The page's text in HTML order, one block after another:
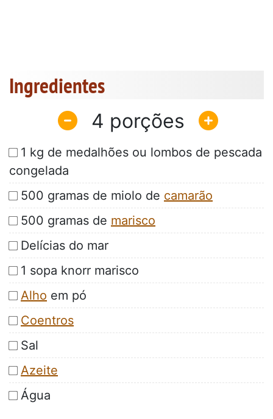
Ingredientes
4
1 kg de medalhões ou lombos de pescada
congelada
500 gramas de miolo de camarão
500 gramas de marisco
Delícias do mar
1 sopa knorr marisco
Alho em pó
Coentros
Sal
Azeite
Água